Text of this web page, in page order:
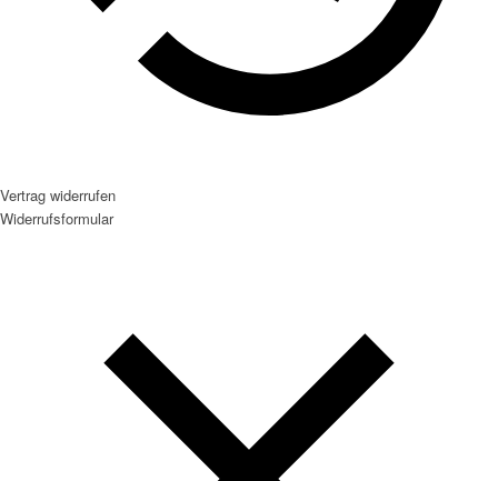
Vertrag widerrufen
Widerrufsformular